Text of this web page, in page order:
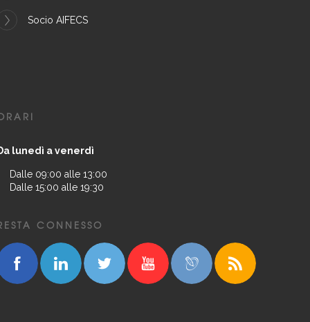
Socio AIFECS
lunedì a venerdì
Dalle 09:00 alle 13:00
Dalle 15:00 alle 19:30
CONNESSO